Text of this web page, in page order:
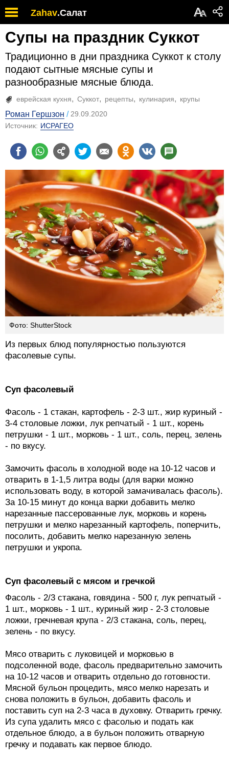
Zahav.Салат АА
Супы на праздник Суккот
Традиционно в дни праздника Суккот к столу
подают сытные мясные супы и
разнообразные мясные блюда.
еврейская кухня Суккот рецепты кулинария крупы
Роман Гершзон
29.09.2020
Источник: ИСРАГЕО
Фото: ShutterStock
Из первых блюд популярностью пользуются
фасолевые супы.
Суп фасолевый
Фасоль - 1 стакан, картофель - 2-3 шт., жир куриный -
3-4 столовые ложки, лук репчатый - 1 шт., корень
петрушки - 1 шт., морковь - 1 шт., соль, перец, зелень
- по вкусу.
Замочить фасоль в холодной воде на 10-12 часов и
отварить в 1-1,5 литра воды (для варки можно
использовать воду, в которой замачивалась фасоль).
За 10-15 минут до конца варки добавить мелко
нарезанные пассерованные лук, морковь и корень
петрушки и мелко нарезанный картофель, поперчить,
посолить, добавить мелко нарезанную зелень
петрушки и укропа.
Суп фасолевый с мясом и гречкой
Фасоль - 2/3 стакана, говядина - 500 г, лук репчатый -
1 шт., морковь - 1 шт., куриный жир - 2-3 столовые
ложки, гречневая крупа - 2/3 стакана, соль, перец,
зелень - по вкусу.
Мясо отварить с луковицей и морковью в
подсоленной воде, фасоль предварительно замочить
на 10-12 часов и отварить отдельно до готовности.
Мясной бульон процедить, мясо мелко нарезать и
снова положить в бульон, добавить фасоль и
поставить суп на 2-3 часа в духовку. Отварить гречку.
Из супа удалить мясо с фасолью и подать как
отдельное блюдо, а в бульон положить отварную
гречку и подавать как первое блюдо.